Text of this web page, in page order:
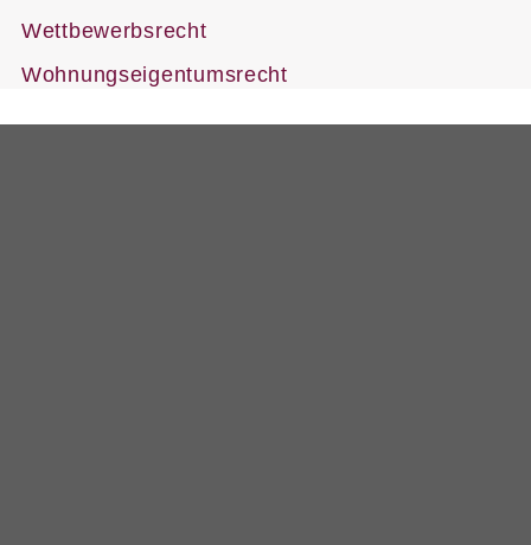
Wettbewerbsrecht
Wohnungseigentumsrecht